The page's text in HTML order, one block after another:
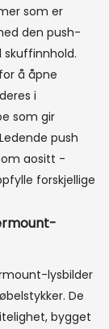
som er
den push-
å åpne
i
som gir
push
aositt -
forskjellige
lysbilder
De
bygget